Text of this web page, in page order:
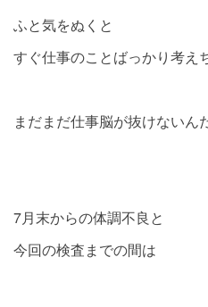
ふと気をぬくと
すぐ仕事のことばっかり考え
まだまだ仕事脳が抜けないん
7月末からの体調不良と
今回の検査までの間は